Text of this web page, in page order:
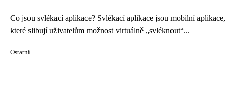
Co jsou svlékací aplikace? Svlékací aplikace jsou mobilní aplikace,
které slibují uživatelům možnost virtuálně „svléknout“...
Ostatní